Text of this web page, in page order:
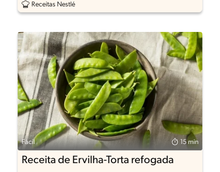
Receitas Nestlé
Fácil 15 min
Receita de Ervilha-Torta refogada